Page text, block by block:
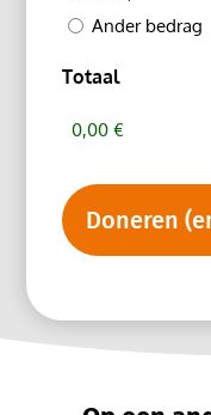
Ander bedrag
Totaal